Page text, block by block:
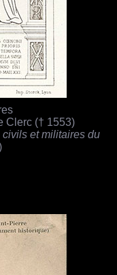
Clerc († 1553)
et militaires du